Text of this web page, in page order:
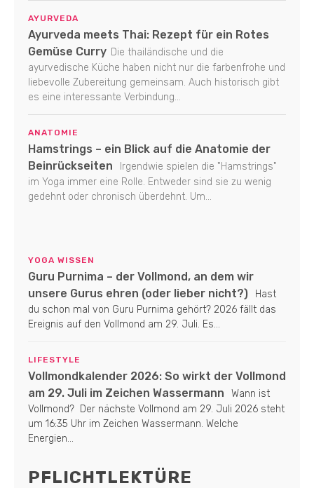
AYURVEDA
Ayurveda meets Thai: Rezept für ein Rotes
Gemüse Curry Die thailändische und die
ayurvedische Küche haben nicht nur die farbenfrohe und
liebevolle Zubereitung gemeinsam. Auch historisch gibt
es eine interessante Verbindung...
ANATOMIE
Hamstrings – ein Blick auf die Anatomie der
Beinrückseiten
Irgendwie spielen die "Hamstrings"
im Yoga immer eine Rolle. Entweder sind sie zu wenig
gedehnt oder chronisch überdehnt. Um...
YOGA WISSEN
Guru Purnima – der Vollmond, an dem wir
unsere Gurus ehren (oder lieber nicht?)
Hast
du schon mal von Guru Purnima gehört? 2026 fällt das
Ereignis auf den Vollmond am 29. Juli. Es...
LIFESTYLE
Vollmondkalender 2026: So wirkt der Vollmond
am 29. Juli im Zeichen Wassermann
Wann ist
Vollmond? Der nächste Vollmond am 29. Juli 2026 steht
um 16:35 Uhr im Zeichen Wassermann. Welche
Energien...
PFLICHTLEKTÜRE